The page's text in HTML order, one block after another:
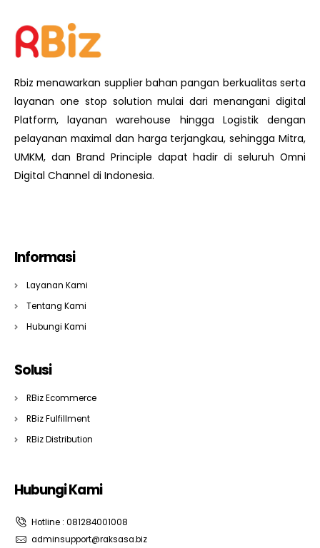
Rbiz menawarkan supplier bahan pangan berkualitas serta
layanan one stop solution mulai dari menangani digital
Platform, layanan warehouse hingga Logistik dengan
pelayanan maximal dan harga terjangkau, sehingga Mitra,
UMKM, dan Brand Principle dapat hadir di seluruh Omni
Digital Channel di Indonesia.
Informasi
Layanan Kami
Tentang Kami
Hubungi Kami
Solusi
RBiz Ecommerce
RBiz Fulfillment
RBiz Distribution
Hubungi Kami
Hotline : 081284001008
adminsupport@raksasa.biz